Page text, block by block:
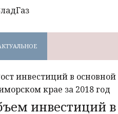
инвестиций